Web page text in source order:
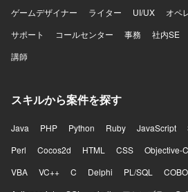
ゲームデザイナー
ライター UI/UX オペ
サポート
コールセンター 事務 社内SE
講師
スキルから案件を探す
Java PHP Python Ruby JavaScript
Perl
Cocos2d HTML CSS Objective-C
VBA
VC++ C Delphi PL/SQL